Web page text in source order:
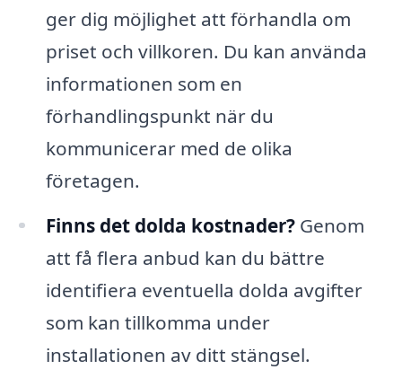
ger dig möjlighet att förhandla om
priset och villkoren. Du kan använda
informationen som en
förhandlingspunkt när du
kommunicerar med de olika
företagen.
Finns det dolda kostnader?Genom
att få flera anbud kan du bättre
identifiera eventuella dolda avgifter
som kan tillkomma under
installationen av ditt stängsel.